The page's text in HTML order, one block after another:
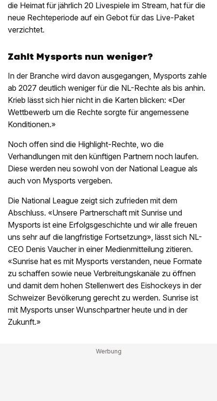
die Heimat für jährlich 20 Livespiele im Stream, hat für die
neue Rechteperiode auf ein Gebot für das Live-Paket
verzichtet.
Zahlt Mysports nun weniger?
In der Branche wird davon ausgegangen, Mysports zahle
ab 2027 deutlich weniger für die NL-Rechte als bis anhin.
Krieb lässt sich hier nicht in die Karten blicken: «Der
Wettbewerb um die Rechte sorgte für angemessene
Konditionen.»
Noch offen sind die Highlight-Rechte, wo die
Verhandlungen mit den künftigen Partnern noch laufen.
Diese werden neu sowohl von der National League als
auch von Mysports vergeben.
Die National League zeigt sich zufrieden mit dem
Abschluss. «Unsere Partnerschaft mit Sunrise und
Mysports ist eine Erfolgsgeschichte und wir alle freuen
uns sehr auf die langfristige Fortsetzung», lässt sich NL-
CEO Denis Vaucher in einer Medienmitteilung zitieren.
«Sunrise hat es mit Mysports verstanden, neue Formate
zu schaffen sowie neue Verbreitungskanäle zu öffnen
und damit dem hohen Stellenwert des Eishockeys in der
Schweizer Bevölkerung gerecht zu werden. Sunrise ist
mit Mysports unser Wunschpartner heute und in der
Zukunft.»